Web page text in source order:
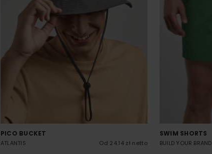
PICO BUCKET
ATLANTIS Od 24.14 zł netto
SWIM SHORTS
BUILD YOUR BRAND